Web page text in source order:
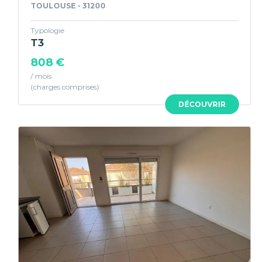
DÉCOUVRIR
TOULOUSE - 31200
Typologie
T3
808 €
/ mois